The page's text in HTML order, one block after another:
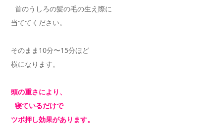
首のうしろの髪の毛の生え際に
当ててください。
そのまま10分〜15分ほど
横になります。
頭の重さにより、
寝ているだけで
ツボ押し効果があります。